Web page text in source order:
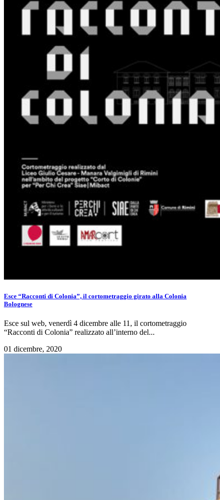
Esce “Racconti di Colonia”, il cortometraggio girato alla Colonia
Bolognese
Esce sul web, venerdì 4 dicembre alle 11, il cortometraggio
“Racconti di Colonia” realizzato all’interno del...
01 dicembre, 2020